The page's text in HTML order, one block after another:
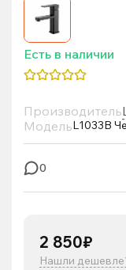
Есть в наличии
Производитель
МодельL1033B
0
2 850₽
Нашли